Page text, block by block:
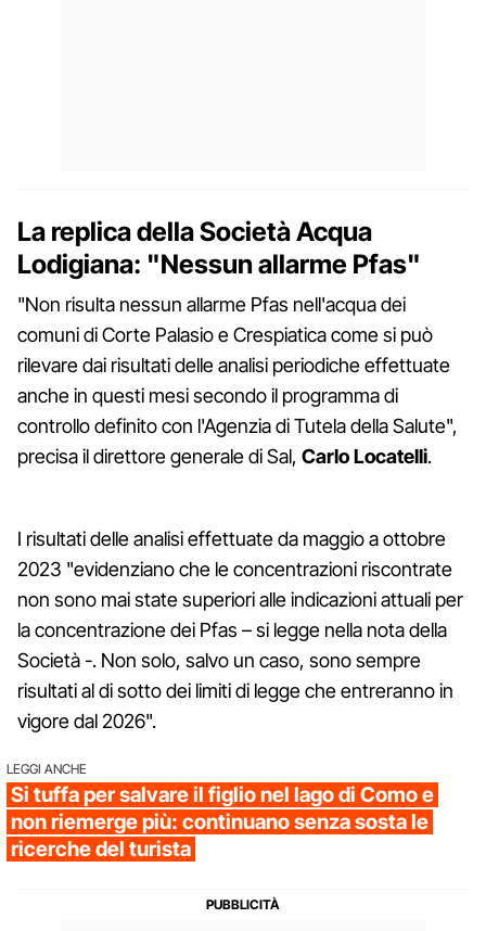
La replica della Società Acqua
Lodigiana: "Nessun allarme Pfas"
"Non risulta nessun allarme Pfas nell'acqua dei
comuni di Corte Palasio e Crespiatica come si può
rilevare dai risultati delle analisi periodiche effettuate
anche in questi mesi secondo il programma di
controllo definito con l'Agenzia di Tutela della Salute",
precisa il direttore generale di Sal, Carlo Locatelli.
I risultati delle analisi effettuate da maggio a ottobre
2023 "evidenziano che le concentrazioni riscontrate
non sono mai state superiori alle indicazioni attuali per
la concentrazione dei Pfas – si legge nella nota della
Società -. Non solo, salvo un caso, sono sempre
risultati al di sotto dei limiti di legge che entreranno in
vigore dal 2026".
LEGGI ANCHE
Si tuffa per salvare il figlio nel lago di Como e
non riemerge più: continuano senza sosta le
ricerche del turista